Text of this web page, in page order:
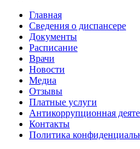
Главная
Сведения о диспансере
Документы
Расписание
Врачи
Новости
Медиа
Отзывы
Платные услуги
Антикоррупционная
Контакты
Политика